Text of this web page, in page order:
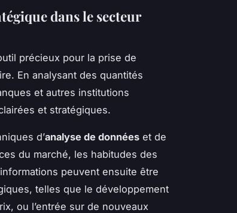
dans le secteur
précieux pour la prise de
En analysant des quantités
et autres institutions
et stratégiques.
d’analyse de données et de
du marché, les habitudes des
peuvent ensuite être
telles que le développement
ou l’entrée sur de nouveaux